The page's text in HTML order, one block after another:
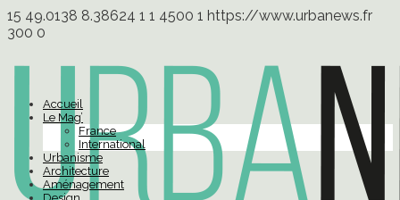
15 49.0138 8.38624 1 1 4500 1 https://www.urbanews.fr
300 0
Accueil
Le Mag’
France
International
Urbanisme
Architecture
Aménagement